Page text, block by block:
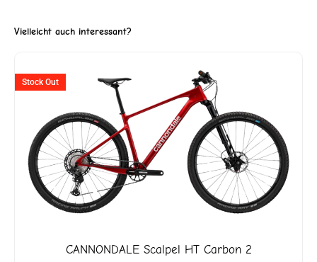
Vielleicht auch interessant?
Out
CANNONDALEScalpel HT Carbon 2
Ursprünglicher
Preis
war:
CHF 5'199
ist:
CHF 2'599.